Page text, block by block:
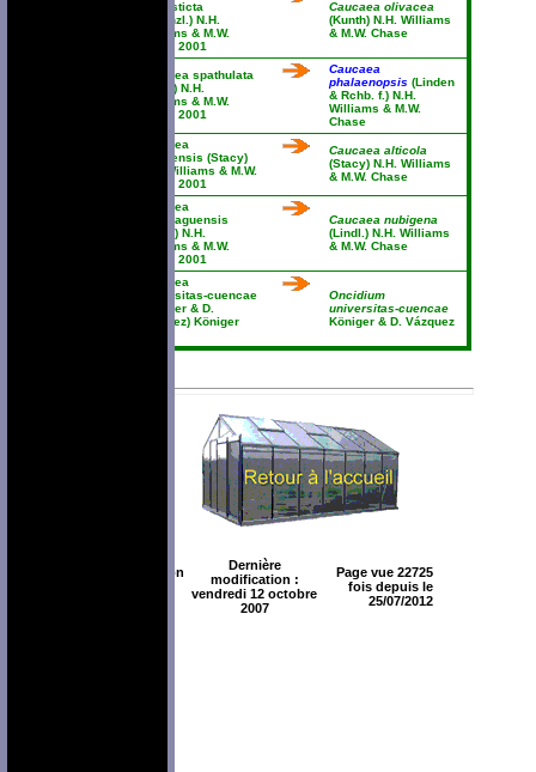
rhodosticta
(Kraenzl.) N.H.
Williams & M.W.
Chase 2001
Caucaea olivacea
(Kunth) N.H. Williams
& M.W. Chase
Caucaea spathulata
(Lindl.) N.H.
Williams & M.W.
Chase 2001
Caucaea
phalaenopsis (Linden
& Rchb. f.) N.H.
Williams & M.W.
Chase
Caucaea
tarquiensis (Stacy)
N.H. Williams & M.W.
Chase 2001
Caucaea alticola
(Stacy) N.H. Williams
& M.W. Chase
Caucaea
tunguraguensis
(Stacy) N.H.
Williams & M.W.
Chase 2001
Caucaea nubigena
(Lindl.) N.H. Williams
& M.W. Chase
Caucaea
universitas-cuencae
(Königer & D.
Vázquez) Königer
Oncidium
universitas-cuencae
Königer & D. Vázquez
Création
Dernière
modification :
vendredi 12 octobre
2007
Page vue 22725
fois depuis le
25/07/2012